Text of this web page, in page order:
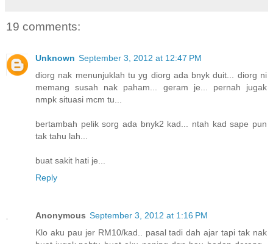
19 comments:
Unknown September 3, 2012 at 12:47 PM
diorg nak menunjuklah tu yg diorg ada bnyk duit... diorg ni
memang susah nak paham... geram je... pernah jugak
nmpk situasi mcm tu...
bertambah pelik sorg ada bnyk2 kad... ntah kad sape pun
tak tahu lah...
buat sakit hati je...
Reply
Anonymous September 3, 2012 at 1:16 PM
Klo aku pau jer RM10/kad.. pasal tadi dah ajar tapi tak nak